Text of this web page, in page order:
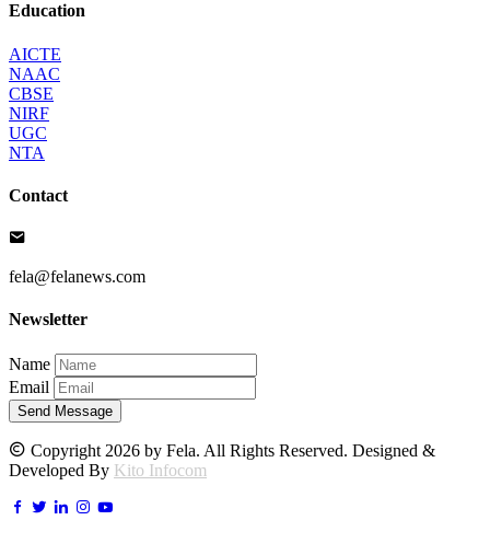
Education
AICTE
NAAC
CBSE
NIRF
UGC
NTA
Contact
fela@felanews.com
Newsletter
Name
Email
Send Message
Copyright 2026 by Fela. All Rights Reserved. Designed &
Developed By Kito Infocom